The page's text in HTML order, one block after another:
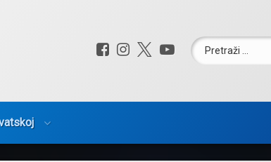
Facebook
Instagram
X.com
YouTube
Pretraži: